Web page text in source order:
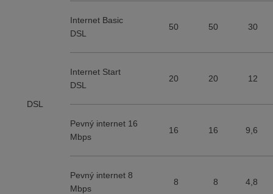
DSL
Internet Basic
DSL
50 50 30
Internet Start
DSL
20 20 12
Pevný internet 16
Mbps
16 16 9,6
Pevný internet 8
Mbps
8 8 4,8